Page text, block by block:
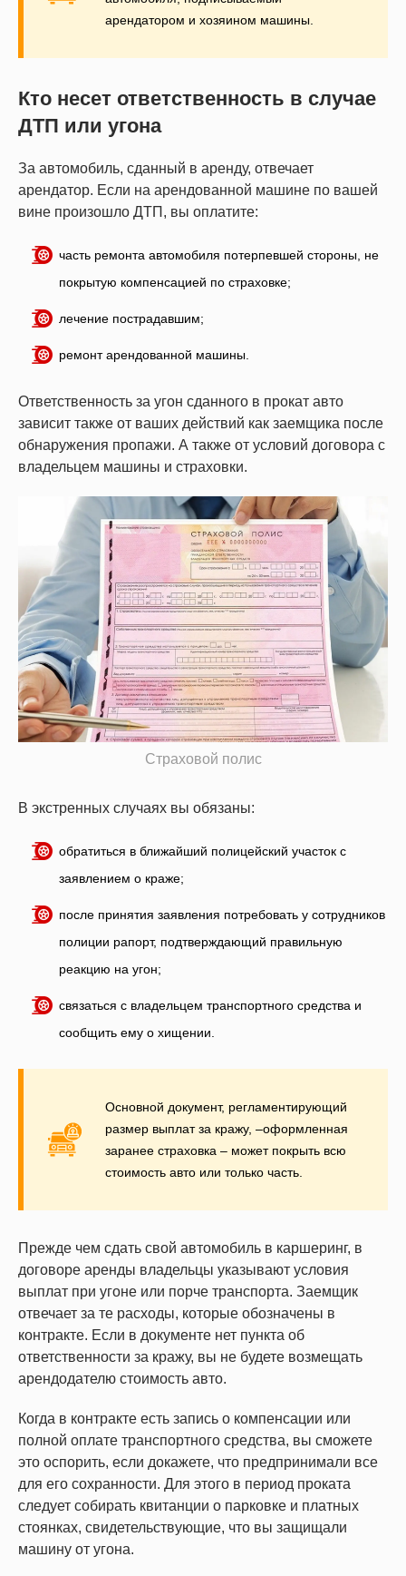
арендатором и хозяином машины.
Кто несет ответственность в случае
ДТП или угона
За автомобиль, сданный в аренду, отвечает
арендатор. Если на арендованной машине по вашей
вине произошло ДТП, вы оплатите:
часть ремонта автомобиля потерпевшей стороны, не
покрытую компенсацией по страховке;
лечение пострадавшим;
ремонт арендованной машины.
Ответственность за угон сданного в прокат авто
зависит также от ваших действий как заемщика после
обнаружения пропажи. А также от условий договора с
владельцем машины и страховки.
Страховой полис
В экстренных случаях вы обязаны:
обратиться в ближайший полицейский участок с
заявлением о краже;
после принятия заявления потребовать у сотрудников
полиции рапорт, подтверждающий правильную
реакцию на угон;
связаться с владельцем транспортного средства и
сообщить ему о хищении.
Основной документ, регламентирующий
размер выплат за кражу, –оформленная
заранее страховка – может покрыть всю
стоимость авто или только часть.
Прежде чем сдать свой автомобиль в каршеринг, в
договоре аренды владельцы указывают условия
выплат при угоне или порче транспорта. Заемщик
отвечает за те расходы, которые обозначены в
контракте. Если в документе нет пункта об
ответственности за кражу, вы не будете возмещать
арендодателю стоимость авто.
Когда в контракте есть запись о компенсации или
полной оплате транспортного средства, вы сможете
это оспорить, если докажете, что предпринимали все
для его сохранности. Для этого в период проката
следует собирать квитанции о парковке и платных
стоянках, свидетельствующие, что вы защищали
машину от угона.